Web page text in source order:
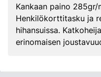
Kankaan paino 285gr/
Henkilökorttitasku ja
hihansuissa.
erinomaisen